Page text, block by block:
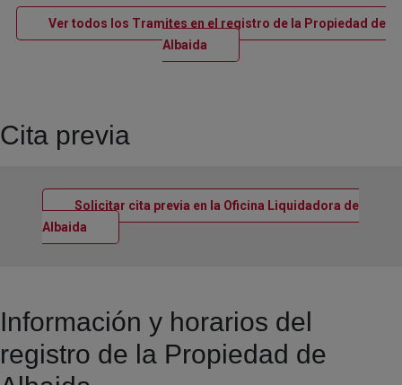
Ver todos los Tramites en el registro de la Propiedad de
Albaida Ventana nueva
Cita previa
Solicitar cita previa en la Oficina Liquidadora de
Albaida Ventana nueva
Información y horarios del
registro de la Propiedad de